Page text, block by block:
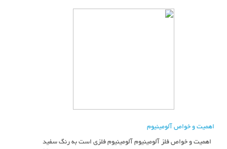
اهمیت و خواص آلومینیوم
اهمیت و خواص فلز آلومینیوم آلومینیوم فلزی است به رنگ سفید